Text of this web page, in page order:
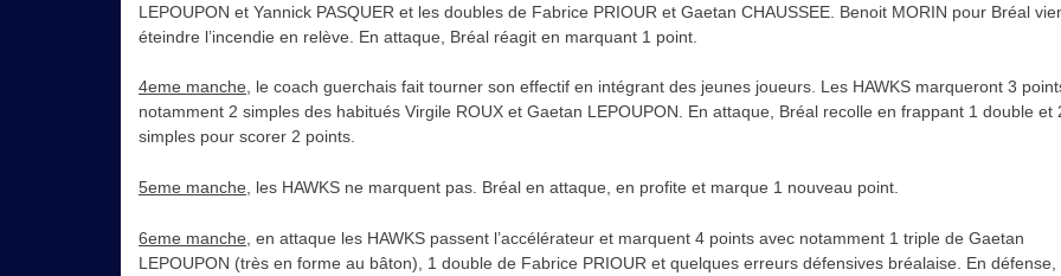
LEPOUPON et Yannick PASQUER et les doubles de Fabrice PRIOUR et Gaetan CHAUSSEE. Benoit MORIN pour Bréal
éteindre l’incendie en relève. En attaque, Bréal réagit en marquant 1 point.
4eme manche, le coach guerchais fait tourner son effectif en intégrant des jeunes joueurs. Les HAWKS marqueront 3
notamment 2 simples des habitués Virgile ROUX et Gaetan LEPOUPON. En attaque, Bréal recolle en frappant 1 double et
simples pour scorer 2 points.
5eme manche , les HAWKS ne marquent pas. Bréal en attaque, en profite et marque 1 nouveau point.
6eme manche , en attaque les HAWKS passent l’accélérateur et marquent 4 points avec notamment 1 triple de Gaetan
LEPOUPON (très en forme au bâton), 1 double de Fabrice PRIOUR et quelques erreurs défensives bréalaise. En défense,